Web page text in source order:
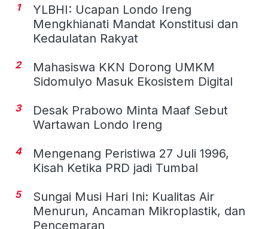
1
YLBHI: Ucapan Londo Ireng
Mengkhianati Mandat Konstitusi dan
Kedaulatan Rakyat
2
Mahasiswa KKN Dorong UMKM
Sidomulyo Masuk Ekosistem Digital
3
Desak Prabowo Minta Maaf Sebut
Wartawan Londo Ireng
4
Mengenang Peristiwa 27 Juli 1996,
Kisah Ketika PRD jadi Tumbal
5
Sungai Musi Hari Ini: Kualitas Air
Menurun, Ancaman Mikroplastik, dan
Pencemaran